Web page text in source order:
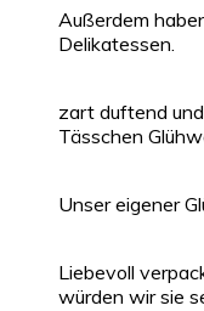
Außerdem
Delikatessen.
zart duftend
Tässchen
Unser eigener
Liebevoll
würden wir sie